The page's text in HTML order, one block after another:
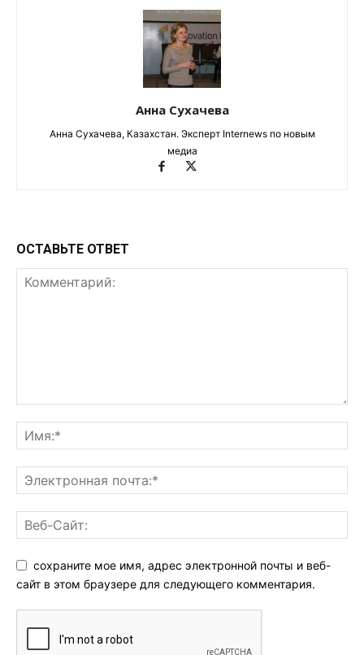
Анна Сухачева
Анна Сухачева, Казахстан. Эксперт Internews по новым
медиа
ОСТАВЬТЕ ОТВЕТ
сохраните мое имя, адрес электронной почты и веб-
сайт в этом браузере для следующего комментария.